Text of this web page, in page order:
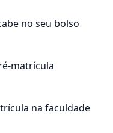
práticas, como
externos.
um olhar crítico,
mercado fotográfico,
incluindo
a quem deseja
consolidando-se como
de Fotografia
no seu bolso
matrícula
na faculdade